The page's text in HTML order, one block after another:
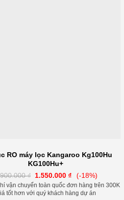
RO máy lọc Kangaroo Kg100Hu
KG100Hu+
₫ Giá
gốc
là:
1.900.000 ₫.
1.550.000 ₫Giá
hiện
tại
là:
(-18%)
tốt hơn với quý khách hàng dự án